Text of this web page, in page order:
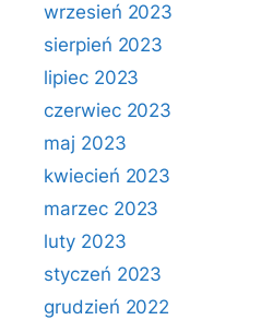
wrzesień 2023
sierpień 2023
lipiec 2023
czerwiec 2023
maj 2023
kwiecień 2023
marzec 2023
luty 2023
styczeń 2023
grudzień 2022